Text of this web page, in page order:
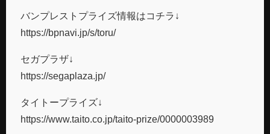
バンプレストプライズ情報はコチラ↓
https://bpnavi.jp/s/toru/
セガプラザ↓
https://segaplaza.jp/
タイトープライズ↓
https://www.taito.co.jp/taito-prize/0000003989